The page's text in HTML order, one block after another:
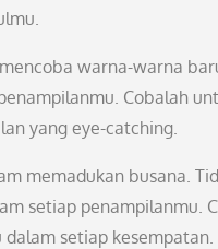
warna-warna
Cobalah
yang eye-catching.
memadukan busana.
setiap penampilanmu.
setiap kesempatan.